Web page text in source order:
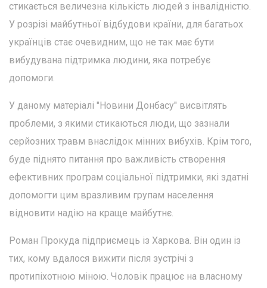
стикається величезна кількість людей з інвалідністю.
У розрізі майбутньої відбудови країни, для багатьох
українців стає очевидним, що не так має бути
вибудувана підтримка людини, яка потребує
допомоги.
У даному матеріалі "Новини Донбасу" висвітлять
проблеми, з якими стикаються люди, що зазнали
серйозних травм внаслідок мінних вибухів. Крім того,
буде піднято питання про важливість створення
ефективних програм соціальної підтримки, які здатні
допомогти цим вразливим групам населення
відновити надію на краще майбутнє.
Роман Прокуда підприємець із Харкова. Він один із
тих, кому вдалося вижити після зустрічі з
протипіхотною міною. Чоловік працює на власному